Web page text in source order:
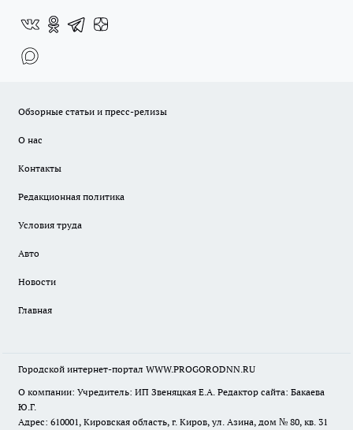
Обзорные статьи и пресс-релизы
О нас
Контакты
Редакционная политика
Условия труда
Авто
Новости
Главная
Городской интернет-портал WWW.PROGORODNN.RU
О компании: Учредитель: ИП Звеняцкая Е.А. Редактор сайта: Бакаева
Ю.Г.
Адрес: 610001, Кировская область, г. Киров, ул. Азина, дом № 80, кв. 31